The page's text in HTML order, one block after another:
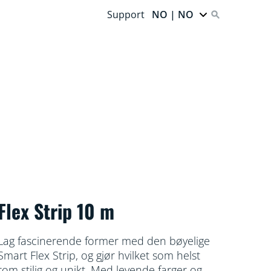
Support NO | NO
Strip 10 m
fascinerende former med den bøyelige
Flex Strip, og gjør hvilket som helst